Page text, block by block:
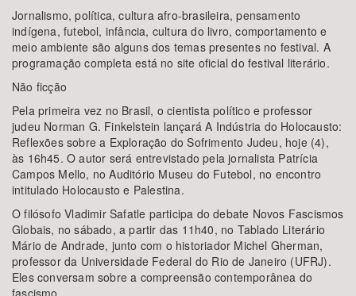
Jornalismo, política, cultura afro-brasileira, pensamento
indígena, futebol, infância, cultura do livro, comportamento e
meio ambiente são alguns dos temas presentes no festival. A
programação completa está no site oficial do festival literário.
Não ficção
Pela primeira vez no Brasil, o cientista político e professor
judeu Norman G. Finkelstein lançará A Indústria do Holocausto:
Reflexões sobre a Exploração do Sofrimento Judeu, hoje (4),
às 16h45. O autor será entrevistado pela jornalista Patrícia
Campos Mello, no Auditório Museu do Futebol, no encontro
intitulado Holocausto e Palestina.
O filósofo Vladimir Safatle participa do debate Novos Fascismos
Globais, no sábado, a partir das 11h40, no Tablado Literário
Mário de Andrade, junto com o historiador Michel Gherman,
professor da Universidade Federal do Rio de Janeiro (UFRJ).
Eles conversam sobre a compreensão contemporânea do
fascismo.